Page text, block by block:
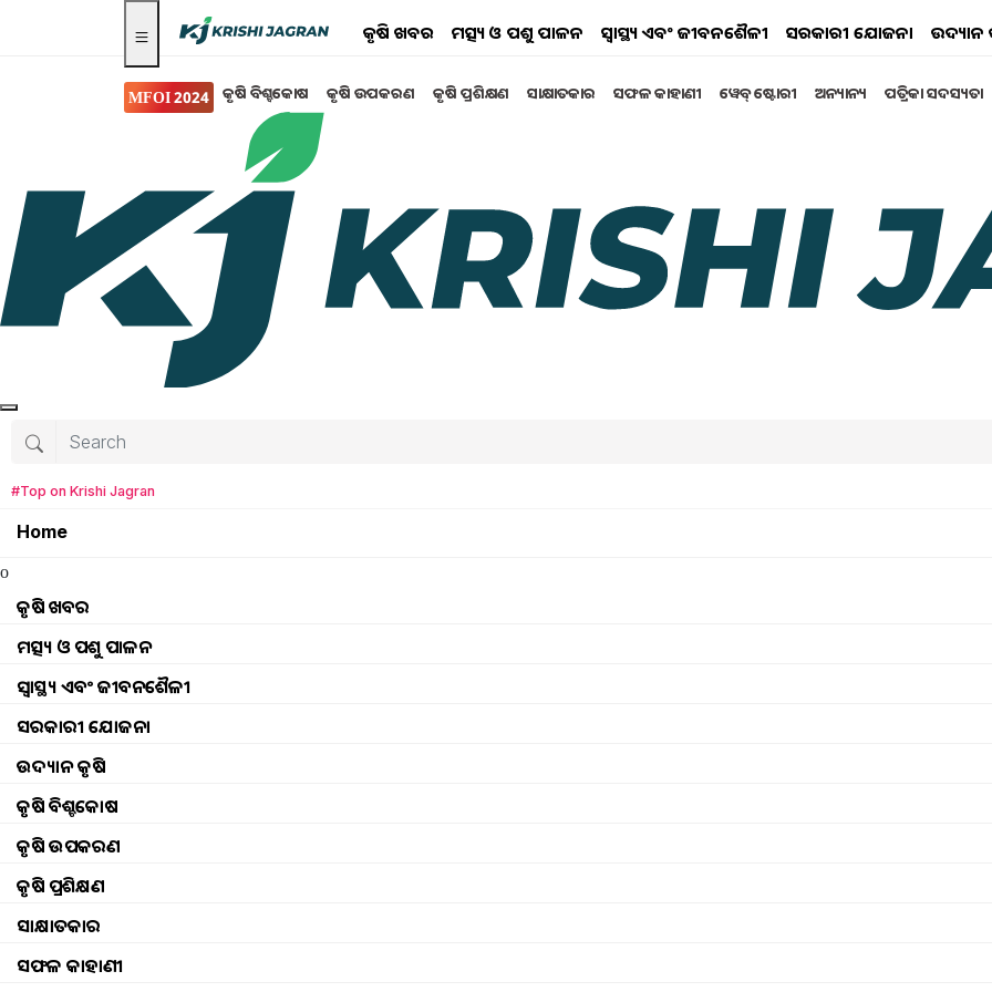
କୃଷି ଖବର ମତ୍ସ୍ୟ ଓ ପଶୁ ପାଳନ ସ୍ୱାସ୍ଥ୍ୟ ଏବଂ ଜୀବନଶୈଳୀ ସରକାରୀ ଯୋଜନା ଉଦ୍ୟାନ
MFOI 2024 କୃଷି ବିଶ୍ବକୋଷ କୃଷି ଉପକରଣ କୃଷି ପ୍ରଶିକ୍ଷଣ ସାକ୍ଷାତକାର ସଫଳ କାହାଣୀ ୱେବ୍ ଷ୍ଟୋରୀ ଅନ୍ୟାନ୍ୟ ପତ୍ରିକା ସଦସ୍ୟତା
#Top on Krishi Jagran
Home
o
କୃଷି ଖବର
ମତ୍ସ୍ୟ ଓ ପଶୁ ପାଳନ
ସ୍ୱାସ୍ଥ୍ୟ ଏବଂ ଜୀବନଶୈଳୀ
ସରକାରୀ ଯୋଜନା
ଉଦ୍ୟାନ କୃଷି
କୃଷି ବିଶ୍ବକୋଷ
କୃଷି ଉପକରଣ
କୃଷି ପ୍ରଶିକ୍ଷଣ
ସାକ୍ଷାତକାର
ସଫଳ କାହାଣୀ
ସରକାରୀ ସ୍କିମ
ତୁରନ୍ତ କରିଦିଅନ୍ତୁ ଇ-କେୱାଇସି ଅପ୍‌ଡେଟ
ଜାତୀୟ ଖାଦ୍ୟ ଏବଂ ଲଜିଷ୍ଟିକ୍ସ ବିଭାଗ ଦ୍ୱାରା ରାସନ କାର୍ଡ ପରିଚାଳିତ ହେଉଛି l ଏହା ମାଧ୍ୟମରେ ସମସ୍ତ ରାସନ
କାର୍ଡଧାରୀଙ୍କ E- KYC କରାଯିବ l ରାସନ କାର୍ଡ E- KYC ହେଉଛି ଏକ ମାଧ୍ୟମ ଯାହା ଦ୍ୱାରା କାର୍ଡଧାରୀମାନେ
ସେମାନଙ୍କର ସୂଚନା ଅପଡେଟ୍ କରନ୍ତି l